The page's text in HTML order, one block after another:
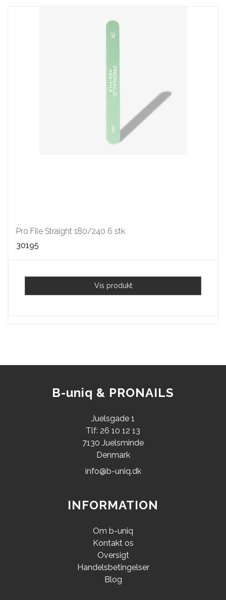
Pro File Straight 180/240 6 stk
30195
Vis produkt
B-uniq & PRONAILS
Juelsgade 1
Tlf: 26 10 12 13
7130 Juelsminde
Denmark
info@b-uniq.dk
INFORMATION
Om b-uniq
Kontakt os
Oversigt
Handelsbetingelser
Blog